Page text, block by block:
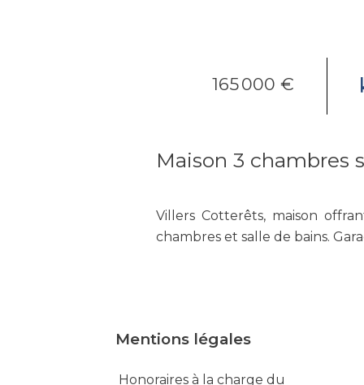
165 000 €
Maison 3 chambres
Villers Cotterêts, maison
chambres et salle de bains.
Mentions légales
Honoraires à la charge du